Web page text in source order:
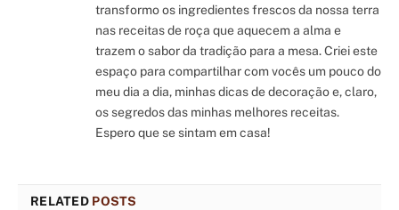
transformo os ingredientes frescos da nossa terra
nas receitas de roça que aquecem a alma e
trazem o sabor da tradição para a mesa. Criei este
espaço para compartilhar com vocês um pouco do
meu dia a dia, minhas dicas de decoração e, claro,
os segredos das minhas melhores receitas.
Espero que se sintam em casa!
RELATED POSTS